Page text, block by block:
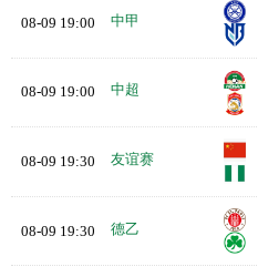
08-09 19:00 中甲
08-09 19:00 中超
08-09 19:30 友谊赛
08-09 19:30 德乙